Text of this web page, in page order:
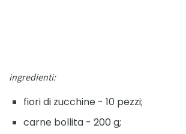
ingredienti:
fiori di zucchine - 10 pezzi;
carne bollita - 200 g;